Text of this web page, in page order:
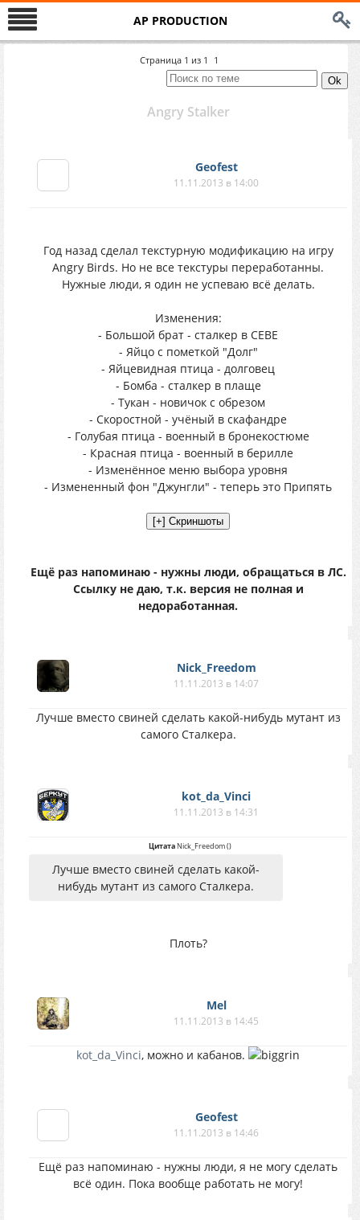
AP PRODUCTION
Страница 1 из 1 1
Angry Stalker
Geofest
11.11.2013 в 14:00
Год назад сделал текстурную модификацию на игру
Angry Birds. Но не все текстуры переработанны.
Нужные люди, я один не успеваю всё делать.
Изменения:
- Большой брат - сталкер в СЕВЕ
- Яйцо с пометкой "Долг"
- Яйцевидная птица - долговец
- Бомба - сталкер в плаще
- Тукан - новичок с обрезом
- Скоростной - учёный в скафандре
- Голубая птица - военный в бронекостюме
- Красная птица - военный в берилле
- Изменённое меню выбора уровня
- Измененный фон "Джунгли" - теперь это Припять
Ещё раз напоминаю - нужны люди, обращаться в ЛС.
Ссылку не даю, т.к. версия не полная и
недоработанная.
Nick_Freedom
11.11.2013 в 14:07
Лучше вместо свиней сделать какой-нибудь мутант из
самого Сталкера.
kot_da_Vinci
11.11.2013 в 14:31
ЦитатаNick_Freedom()
Лучше вместо свиней сделать какой-
нибудь мутант из самого Сталкера.
Плоть?
Mel
11.11.2013 в 14:45
kot_da_Vinci, можно и кабанов.
Geofest
11.11.2013 в 14:46
Ещё раз напоминаю - нужны люди, я не могу сделать
всё один. Пока вообще работать не могу!